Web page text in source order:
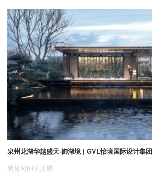
泉州龙湖华越盛天·御湖境 | GVL怡境国际设计集团
看见时间的质感